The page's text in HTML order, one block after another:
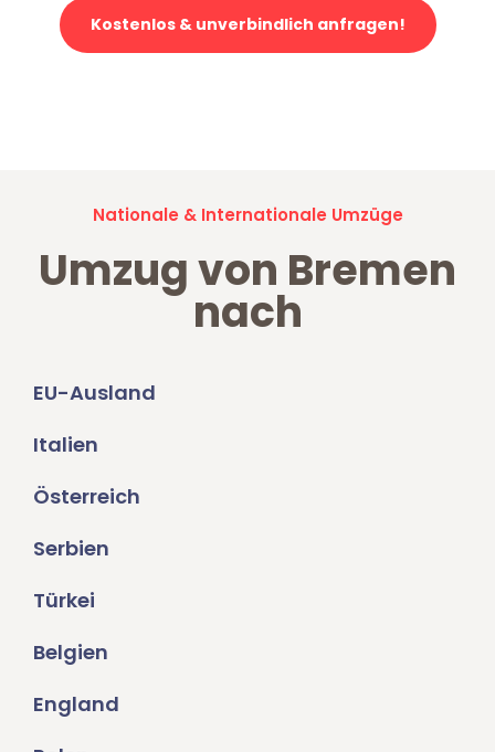
Kostenlos & unverbindlich anfragen!
Nationale & Internationale Umzüge
Umzug von Bremen
nach
EU-Ausland
Italien
Österreich
Serbien
Türkei
Belgien
England